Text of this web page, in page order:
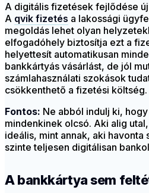
A digitális fizetések fejlődése
A qvik fizetés a lakossági
megoldás lehet olyan
elfogadóhely biztosítja ezt a
helyettesít automatikusan
bankkártyás vásárlást, de jól
számlahasználati szokások
csökkenthető a fizetési költség.
Fontos: Ne abból indulj ki,
mindenkinek olcsó. Aki alig
ideális, mint annak, aki
szinte teljesen digitálisan
A bankkártya sem